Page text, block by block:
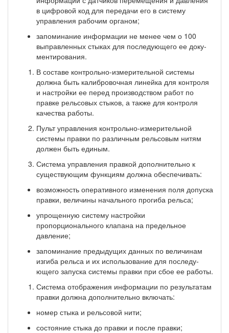
в цифровой код для передачи его в систему
управления рабочим органом;
запоминание информации не менее чем о 100
выправленных стыках для последующего ее доку­
ментирования.
В составе контрольно-измерительной системы
должна быть калибровочная линейка для контроля
и настройки ее перед производством работ по
правке рельсовых стыков, а также для контроля
качества работы.
Пульт управления контрольно-измерительной
системы правки по различным рельсовым нитям
должен быть единым.
Система управления правкой дополнительно к
существующим функциям должна обеспе­чивать:
возможность оперативного изменения поля допуска
правки, величины начального прогиба рельса;
упрощенную систему настройки
пропорционального клапана на предельное
давление;
запоминание предыдущих данных по величинам
изгиба рельса и их использование для последу­
ющего запуска системы правки при сбое ее работы.
Система отображения информации по результатам
правки должна дополнительно вклю­чать:
номер стыка и рельсовой нити;
состояние стыка до правки и после правки;